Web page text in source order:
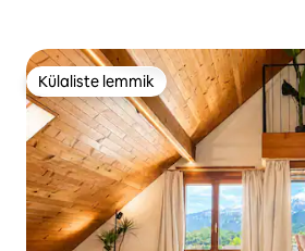
Külaliste lemmik
Külaliste lemmik